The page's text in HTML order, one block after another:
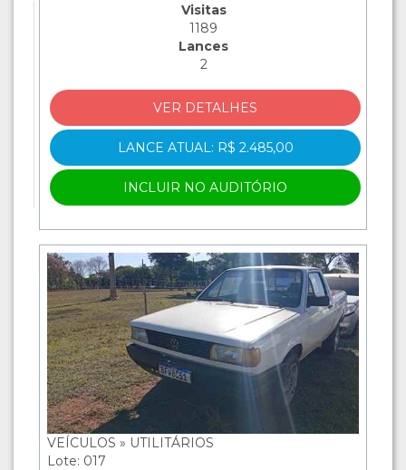
Visitas
1189
Lances
2
VER DETALHES
LANCE ATUAL: R$ 2.485,00
INCLUIR NO AUDITÓRIO
VEÍCULOS » UTILITÁRIOS
Lote: 017